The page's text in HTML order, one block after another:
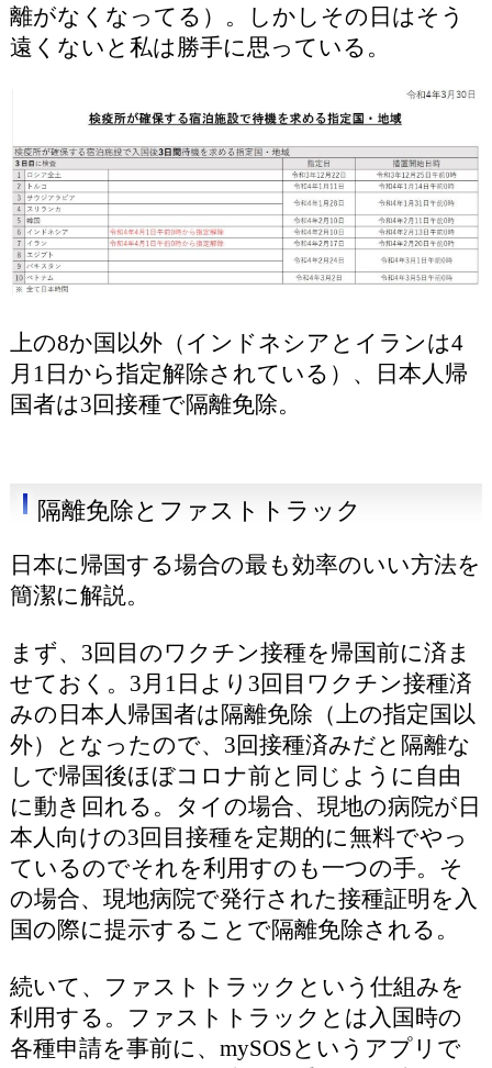
離がなくなってる）。しかしその日はそう
遠くないと私は勝手に思っている。
上の8か国以外（インドネシアとイランは4
月1日から指定解除されている）、日本人帰
国者は3回接種で隔離免除。
隔離免除とファストトラック
日本に帰国する場合の最も効率のいい方法を
簡潔に解説。
まず、3回目のワクチン接種を帰国前に済ま
せておく。3月1日より3回目ワクチン接種済
みの日本人帰国者は隔離免除（上の指定国以
外）となったので、3回接種済みだと隔離な
しで帰国後ほぼコロナ前と同じように自由
に動き回れる。タイの場合、現地の病院が日
本人向けの3回目接種を定期的に無料でやっ
ているのでそれを利用すのも一つの手。そ
の場合、現地病院で発行された接種証明を入
国の際に提示することで隔離免除される。
続いて、ファストトラックという仕組みを
利用する。ファストトラックとは入国時の
各種申請を事前に、mySOSというアプリで